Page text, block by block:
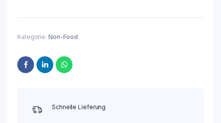
Kategorie: Non-Food
Schnelle Lieferung